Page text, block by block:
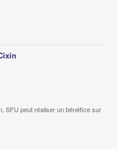
SFU peut réaliser un bénéfice sur